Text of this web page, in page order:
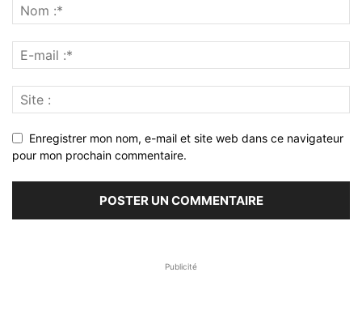
Enregistrer mon nom, e-mail et site web dans ce navigateur
pour mon prochain commentaire.
Publicité